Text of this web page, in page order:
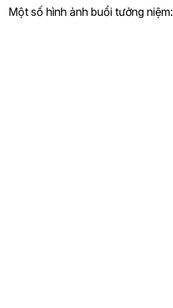
Một số hình ảnh buổi tưởng niệm: